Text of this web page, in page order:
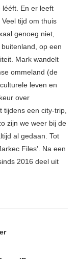
lééft. En er leeft
tijd om thuis
genoeg niet,
op een
Mark wandelt
ommeland (de
leven en
over
een city-trip,
zijn we weer bij de
al gedaan. Tot
Files'. Na een
2016 deel uit